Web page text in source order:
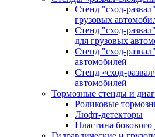
Стенд "сход-
грузовых
Стенд "сход-
для грузовых
Стенд "сход-
автомобилей
Стенд «сход-
автомобилей
Тормозные стенды и
Роликовые
Люфт-детекторы
Пластина бокового